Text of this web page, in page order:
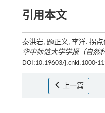
引用本文
秦洪岩, 题正义, 李洋. 拐
华中师范大学学报（自然
DOI:10.19603/j.cnki.1000-
上一篇